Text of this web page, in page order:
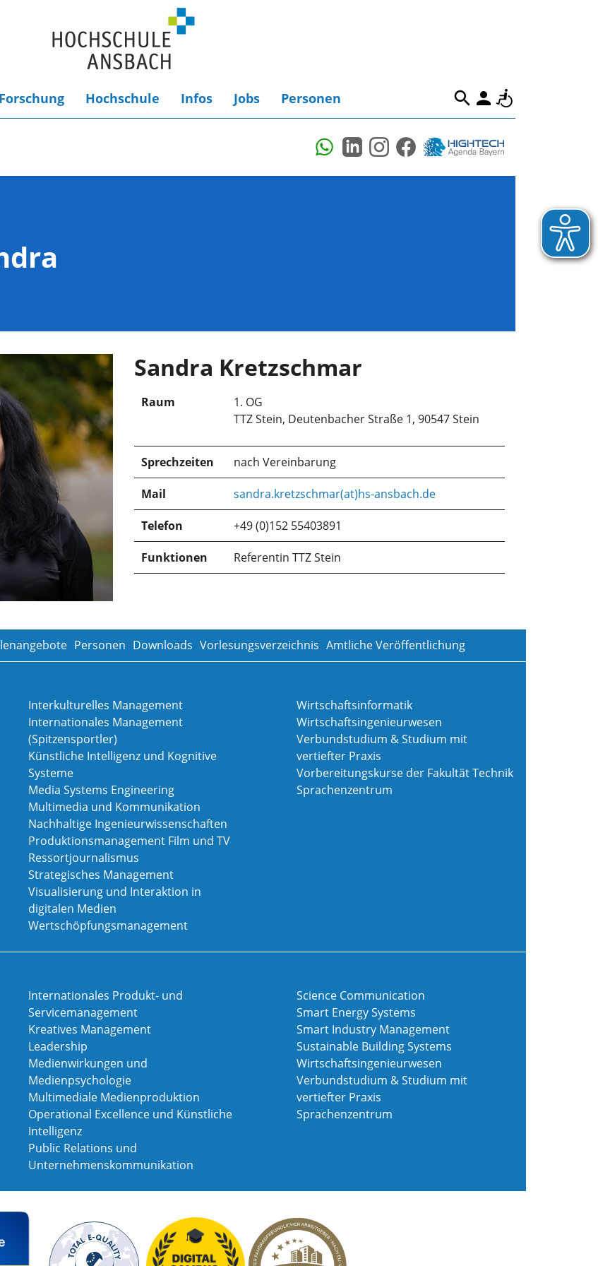
Forschung Hochschule Infos Jobs Personen
Sandra Kretzschmar
Raum
1. OG
TTZ Stein, Deutenbacher Straße 1, 90547 Stein
Sprechzeiten nach Vereinbarung
Mail sandra.kretzschmar(at)hs-ansbach.de
Telefon +49 (0)152 55403891
Funktionen Referentin TTZ Stein
Personen Downloads Vorlesungsverzeichnis Amtliche Veröffentlichung
Interkulturelles Management
Internationales Management
(Spitzensportler)
Künstliche Intelligenz und Kognitive
Systeme
Media Systems Engineering
Multimedia und Kommunikation
Nachhaltige Ingenieurwissenschaften
Produktionsmanagement Film und TV
Ressortjournalismus
Strategisches Management
Visualisierung und Interaktion in
digitalen Medien
Wertschöpfungsmanagement
Wirtschaftsinformatik
Wirtschaftsingenieurwesen
Verbundstudium & Studium mit
vertiefter Praxis
Vorbereitungskurse der Fakultät Technik
Sprachenzentrum
Internationales Produkt- und
Servicemanagement
Kreatives Management
Leadership
Medienwirkungen und
Medienpsychologie
Multimediale Medienproduktion
Operational Excellence und Künstliche
Intelligenz
Public Relations und
Unternehmenskommunikation
Science Communication
Smart Energy Systems
Smart Industry Management
Sustainable Building Systems
Wirtschaftsingenieurwesen
Verbundstudium & Studium mit
vertiefter Praxis
Sprachenzentrum